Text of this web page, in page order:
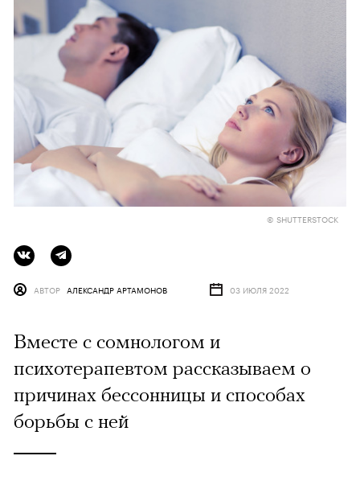
© SHUTTERSTOCK
АВТОР АЛЕКСАНДР АРТАМОНОВ 03 ИЮЛЯ 2022
Вместе с сомнологом и
психотерапевтом рассказываем о
причинах бессонницы и способах
борьбы с ней